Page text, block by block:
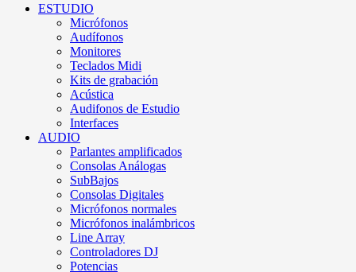
ESTUDIO
Micrófonos
Audífonos
Monitores
Teclados Midi
Kits de grabación
Acústica
Audifonos de Estudio
Interfaces
AUDIO
Parlantes amplificados
Consolas Análogas
SubBajos
Consolas Digitales
Micrófonos normales
Micrófonos inalámbricos
Line Array
Controladores DJ
Potencias